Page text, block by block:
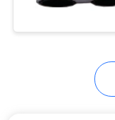
Roller